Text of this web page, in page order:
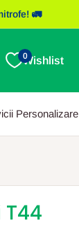
🚛
Wishlist
0
Personalizare
T44